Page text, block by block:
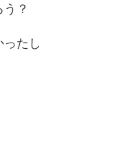
？
たし